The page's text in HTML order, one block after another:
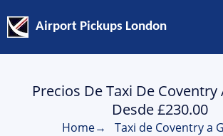
Airport Pickups London
Precios De Taxi De Coventry
Desde £230.00
Home→ Taxi de Coventry a